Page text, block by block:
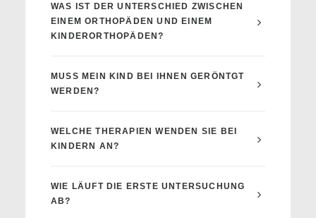
WAS IST DER UNTERSCHIED ZWISCHEN
EINEM ORTHOPÄDEN UND EINEM
KINDERORTHOPÄDEN?
MUSS MEIN KIND BEI IHNEN GERÖNTGT
WERDEN?
WELCHE THERAPIEN WENDEN SIE BEI
KINDERN AN?
WIE LÄUFT DIE ERSTE UNTERSUCHUNG
AB?